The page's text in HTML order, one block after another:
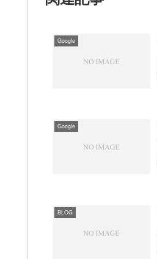
Google
Google
BLOG